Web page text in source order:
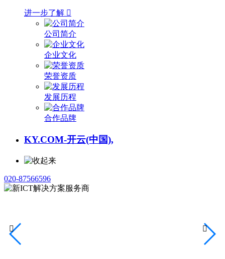
进一步了解 
公司简介
企业文化
荣誉资质
发展历程
合作品牌
KY.COM-开云(中国),
020-87566596
 